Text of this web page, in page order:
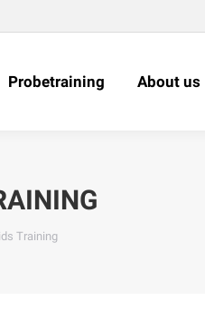
Probetraining About us
sich hier:
Training